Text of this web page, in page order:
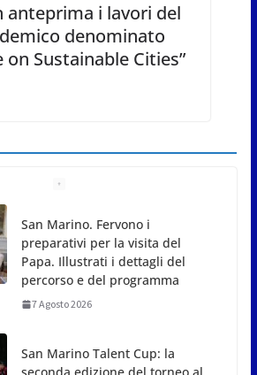
anteprima i lavori del
denominato
on Sustainable Cities”
San Marino. Fervono i
preparativi per la visita del
Papa. Illustrati i dettagli del
percorso e del programma
7 Agosto 2026
San Marino Talent Cup: la